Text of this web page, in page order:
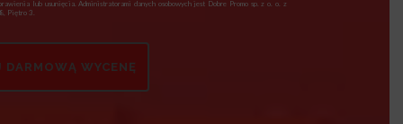
lub usunięcia. Administratorami danych osobowych jest Dobre Promo sp. z o. o. z
Piętro 3.